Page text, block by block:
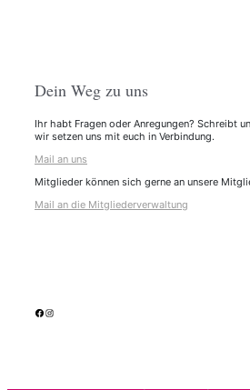
Dein Weg zu uns
Ihr habt Fragen oder Anregungen? Schreibt
wir setzen uns mit euch in Verbindung.
Mail an uns
Mitglieder können sich gerne an unsere
Mail an die Mitgliederverwaltung
facebook
Instagram